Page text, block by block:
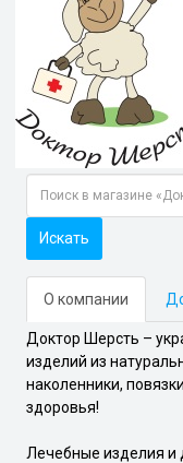
Искать
О компании
Доктор Шерсть –
изделий из
наколенники,
здоровья!
Лечебные изделия и